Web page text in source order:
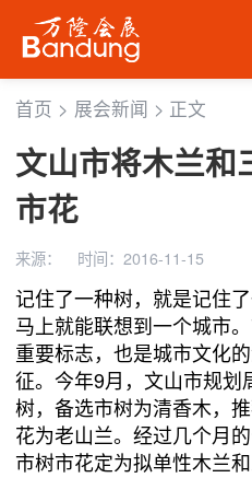
首页 > 展会新闻 > 正文
文山市将木兰和
市花
来源： 时间：2016-11-15
记住了一种树，就是记住
马上就能联想到一个城市
重要标志，也是城市文化
征。今年9月，文山市规划
树，备选市树为清香木，
花为老山兰。经过几个月
市树市花定为拟单性木兰和